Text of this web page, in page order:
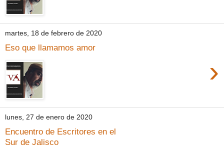
martes, 18 de febrero de 2020
Eso que llamamos amor
›
lunes, 27 de enero de 2020
Encuentro de Escritores en el
Sur de Jalisco